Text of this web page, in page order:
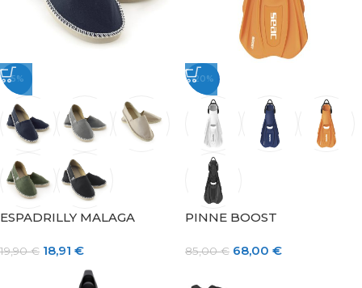
-5%
ESPADRILLY MALAGA
19,90€ 18,91 €
-20%
PINNE BOOST
85,00€ 68,00 €